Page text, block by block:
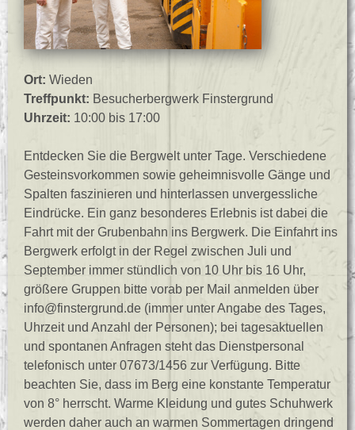
Ort: Wieden
Treffpunkt: Besucherbergwerk Finstergrund
Uhrzeit: 10:00 bis 17:00
Entdecken Sie die Bergwelt unter Tage. Verschiedene
Gesteinsvorkommen sowie geheimnisvolle Gänge und
Spalten faszinieren und hinterlassen unvergessliche
Eindrücke. Ein ganz besonderes Erlebnis ist dabei die
Fahrt mit der Grubenbahn ins Bergwerk. Die Einfahrt ins
Bergwerk erfolgt in der Regel zwischen Juli und
September immer stündlich von 10 Uhr bis 16 Uhr,
größere Gruppen bitte vorab per Mail anmelden über
info@finstergrund.de (immer unter Angabe des Tages,
Uhrzeit und Anzahl der Personen); bei tagesaktuellen
und spontanen Anfragen steht das Dienstpersonal
telefonisch unter 07673/1456 zur Verfügung. Bitte
beachten Sie, dass im Berg eine konstante Temperatur
von 8° herrscht. Warme Kleidung und gutes Schuhwerk
werden daher auch an warmen Sommertagen dringend